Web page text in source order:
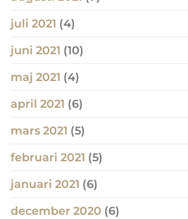
juli 2021 (4)
juni 2021 (10)
maj 2021 (4)
april 2021 (6)
mars 2021 (5)
februari 2021 (5)
januari 2021 (6)
december 2020 (6)